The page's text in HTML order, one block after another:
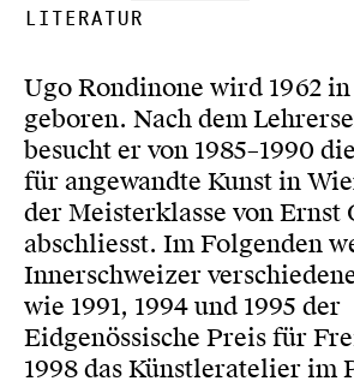
Literatur
Ugo Rondinone wird 1962
geboren. Nach dem
besucht er von 1985–1990
für angewandte Kunst in
der Meisterklasse von Ernst
abschliesst. Im Folgenden
Innerschweizer
wie 1991, 1994 und 1995 der
Eidgenössische Preis für
1998 das Künstleratelier im